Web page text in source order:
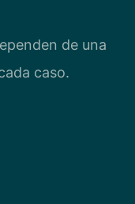
de una
caso.